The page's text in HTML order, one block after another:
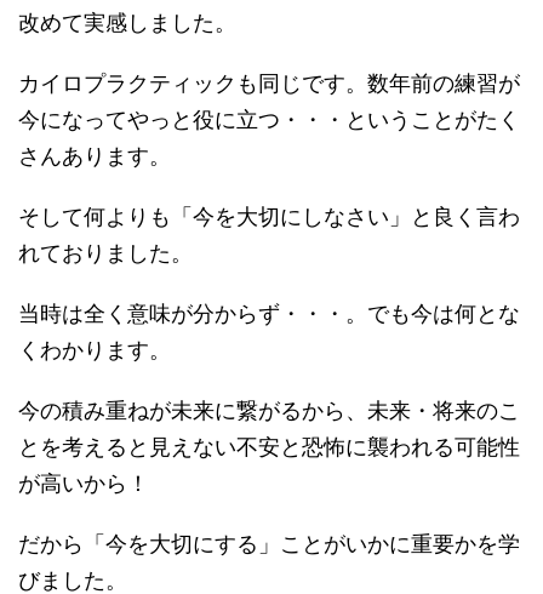
改めて実感しました。
カイロプラクティックも同じです。数年前の練習が
今になってやっと役に立つ・・・ということがたく
さんあります。
そして何よりも「今を大切にしなさい」と良く言わ
れておりました。
当時は全く意味が分からず・・・。でも今は何とな
くわかります。
今の積み重ねが未来に繋がるから、未来・将来のこ
とを考えると見えない不安と恐怖に襲われる可能性
が高いから！
だから「今を大切にする」ことがいかに重要かを学
びました。